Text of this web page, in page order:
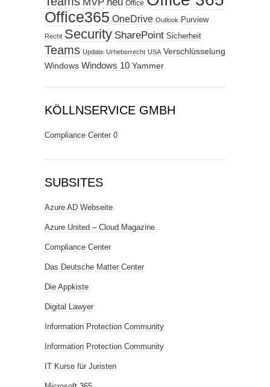
Office
Office365 OneDrive Outlook Purview
Recht Security SharePoint Sicherheit
Teams Update Urheberrecht USA Verschlüsselung
Windows Windows 10 Yammer
KÖLLNSERVICE GMBH
Compliance Center 0
SUBSITES
Azure AD Webseite
Azure United – Cloud Magazine
Compliance Center
Das Deutsche Matter Center
Die Appkiste
Digital Lawyer
Information Protection Community
Information Protection Community
IT Kurse für Juristen